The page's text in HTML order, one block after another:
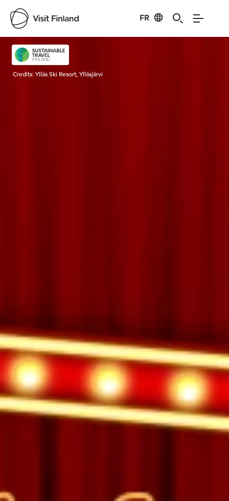
FR
Visit Finland
Credits:Ylläs Ski Resort, Ylläsjärvi